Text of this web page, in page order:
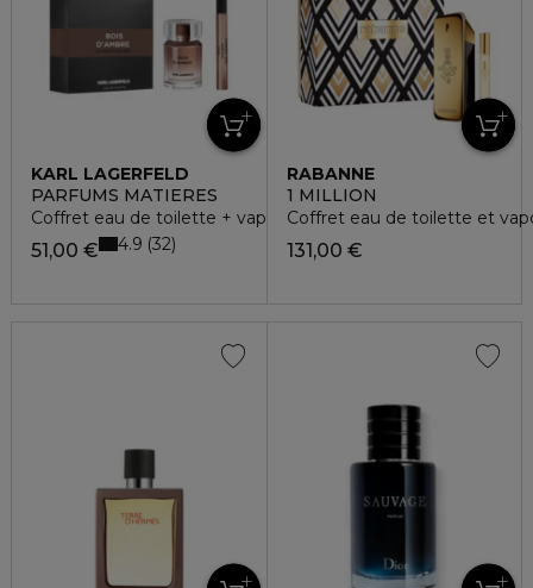
KARL LAGERFELD
PARFUMS MATIERES
Coffret eau de toilette + vaporisateur
51,00 € 4.9 32
RABANNE
1 MILLION
Coffret eau de toilette et
131,00 €